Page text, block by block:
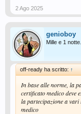
2 Ago 2025
genioboy
Mille e 1
off-ready ha scritto: ↑
In base alle norme, la
certificato medico deve
la partecipazione a
medico